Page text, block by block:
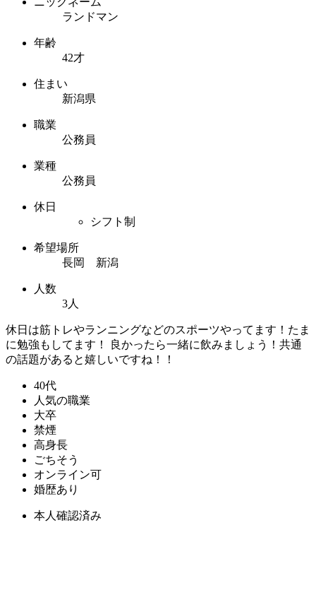
ランドマン
年齢
42才
住まい
新潟県
職業
公務員
業種
公務員
休日
シフト制
希望場所
長岡 新潟
人数
3人
休日は筋トレやランニングなどのスポーツやってます！たま
に勉強もしてます！ 良かったら一緒に飲みましょう！共通
の話題があると嬉しいですね！！
40代
人気の職業
大卒
禁煙
高身長
ごちそう
オンライン可
婚歴あり
本人確認済み